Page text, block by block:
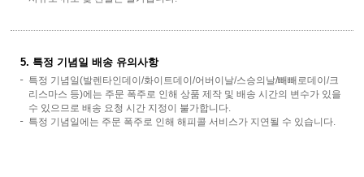
5. 특정 기념일 배송 유의사항
특정 기념일(발렌타인데이/화이트데이/어버이날/스승의날/빼빼로데이/크
리스마스 등)에는 주문 폭주로 인해 상품 제작 및 배송 시간의 변수가 있을
수 있으므로 배송 요청 시간 지정이 불가합니다.
특정 기념일에는 주문 폭주로 인해 해피콜 서비스가 지연될 수 있습니다.